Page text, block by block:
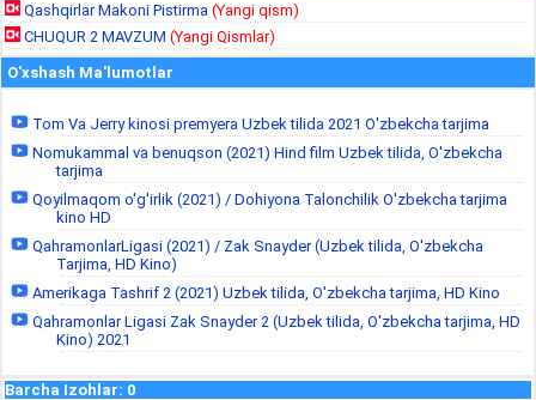
Qashqirlar Makoni Pistirma (Yangi qism)
CHUQUR 2 MAVZUM (Yangi Qismlar)
O'xshash Ma'lumotlar
Tom Va Jerry kinosi premyera Uzbek tilida 2021 O'zbekcha tarjima
Nomukammal va benuqson (2021) Hind film Uzbek tilida, O'zbekcha
tarjima
Qoyilmaqom o'g'irlik (2021) / Dohiyona Talonchilik O'zbekcha tarjima
kino HD
QahramonlarLigasi (2021) / Zak Snayder (Uzbek tilida, O'zbekcha
Tarjima, HD Kino)
Amerikaga Tashrif 2 (2021) Uzbek tilida, O'zbekcha tarjima, HD Kino
Qahramonlar Ligasi Zak Snayder 2 (Uzbek tilida, O'zbekcha tarjima, HD
Kino) 2021
Barcha Izohlar: 0